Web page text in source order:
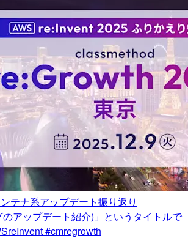
テナ系アップデート振り返り
アップデート紹介)」というタイトルで
#cmregrowth